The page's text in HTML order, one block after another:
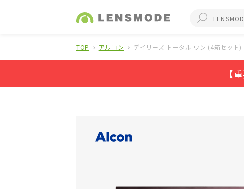
TOP アルコン デイリーズ トータル ワン (4箱セット)
【